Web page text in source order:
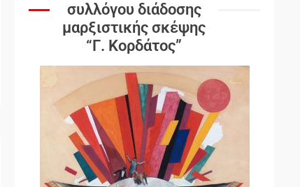
συλλόγου διάδοσης
μαρξιστικής σκέψης
“Γ. Κορδάτος”